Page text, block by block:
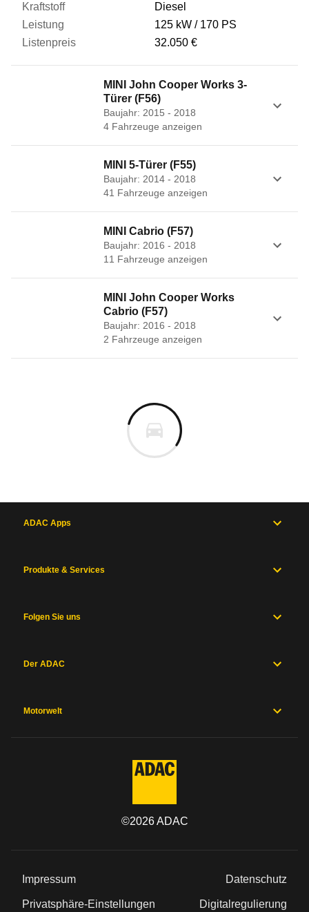
Diesel
125 kW
170 PS
32.050 €
MINI John Cooper Works 3-
Türer (F56)
Baujahr: 2015 - 2018
4 Fahrzeuge anzeigen
MINI 5-Türer (F55)
Baujahr: 2014 - 2018
41 Fahrzeuge anzeigen
MINI Cabrio (F57)
Baujahr: 2016 - 2018
11 Fahrzeuge anzeigen
MINI John Cooper Works
Cabrio (F57)
Baujahr: 2016 - 2018
2 Fahrzeuge anzeigen
ADAC Apps
Produkte & Services
Folgen Sie uns
Der ADAC
Motorwelt
©2026ADAC
Impressum Datenschutz
Privatsphäre-Einstellungen Digitalregulierung